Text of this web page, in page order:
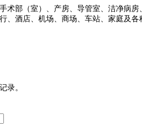
术部（室）、产房、导管室、洁净病
、酒店、机场、商场、车站、家庭及
录。